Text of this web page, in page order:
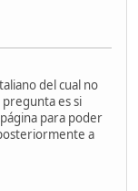
del cual no
es si
para poder
a